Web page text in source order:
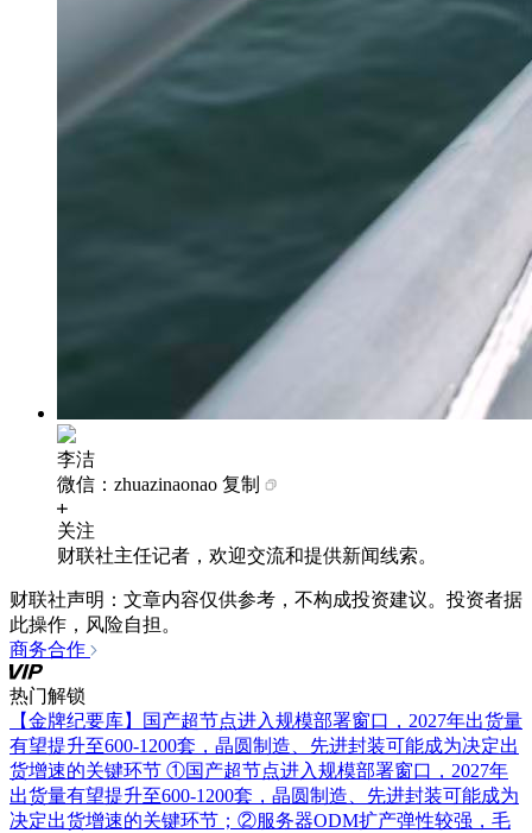
李洁
微信：zhuazinaonao 复制
关注
财联社主任记者，欢迎交流和提供新闻线索。
财联社声明：文章内容仅供参考，不构成投资建议。投资者据
此操作，风险自担。
商务合作
热门解锁
【金牌纪要库】国产超节点进入规模部署窗口，2027年出货量
有望提升至600-1200套，晶圆制造、先进封装可能成为决定出
货增速的关键环节 ①国产超节点进入规模部署窗口，2027年
出货量有望提升至600-1200套，晶圆制造、先进封装可能成为
决定出货增速的关键环节；②服务器ODM扩产弹性较强，毛